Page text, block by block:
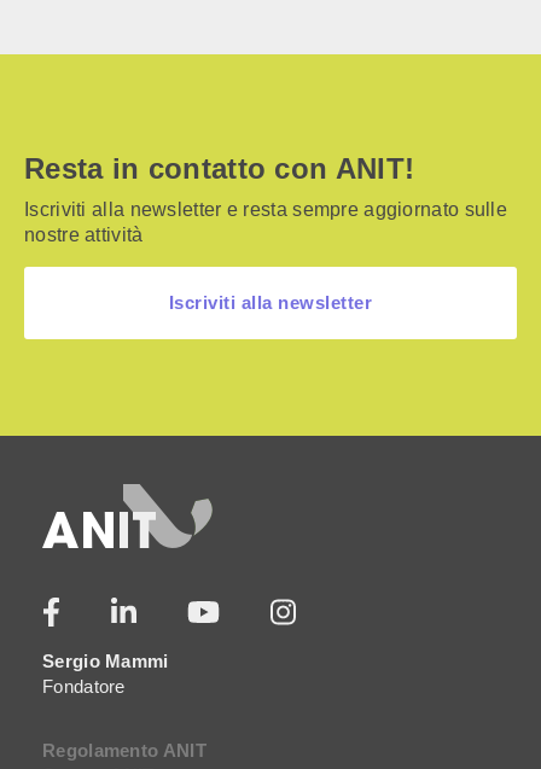
Resta in contatto con ANIT!
Iscriviti alla newsletter e resta sempre aggiornato sulle
nostre attività
Iscriviti alla newsletter
Sergio Mammi
Fondatore
Regolamento ANIT